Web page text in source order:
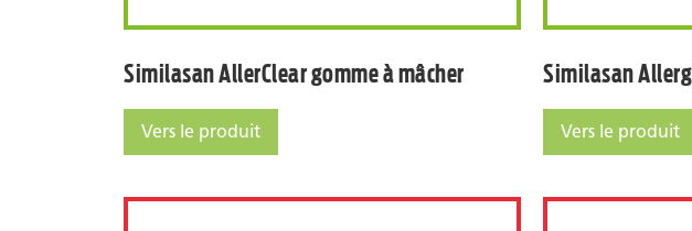
Similasan AllerClear gomme à mâcher
Similasan AllerClear gomme à mâcher
Vers le produit
Similasan
Similasan
Vers le produit